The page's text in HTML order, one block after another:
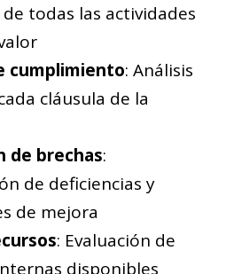
todas las actividades
cumplimiento: Análisis
cláusula de la
de brechas:
de deficiencias y
de mejora
: Evaluación de
disponibles